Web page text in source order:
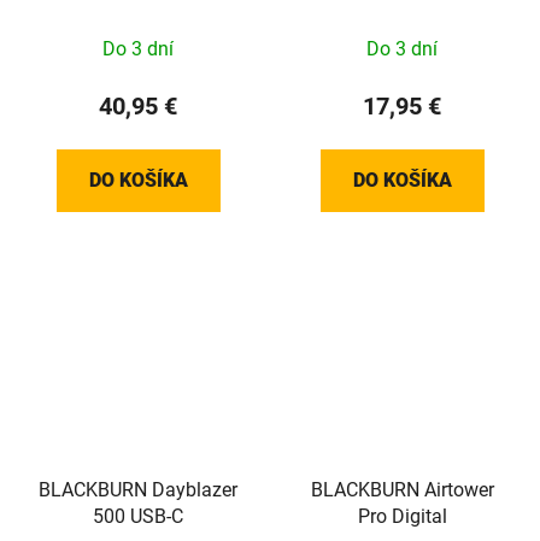
Do 3 dní
40,95 €
DO KOŠÍKA
Do 3 dní
17,95 €
DO KOŠÍKA
BLACKBURN Dayblazer
500 USB-C
BLACKBURN Airtower
Pro Digital